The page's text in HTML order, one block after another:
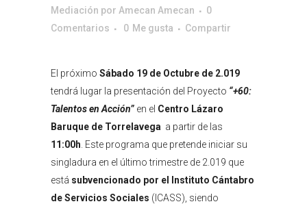
Mediación por Amecan Amecan
0
Comentarios
0 Me gusta Compartir
El próximo Sábado 19 de Octubre de 2.019
tendrá lugar la presentación del Proyecto “+60:
Talentos en Acción” en el Centro Lázaro
Baruque de Torrelavega a partir de las
11:00h. Este programa que pretende iniciar su
singladura en el último trimestre de 2.019 que
está subvencionado por el Instituto Cántabro
de Servicios Sociales (ICASS), siendo